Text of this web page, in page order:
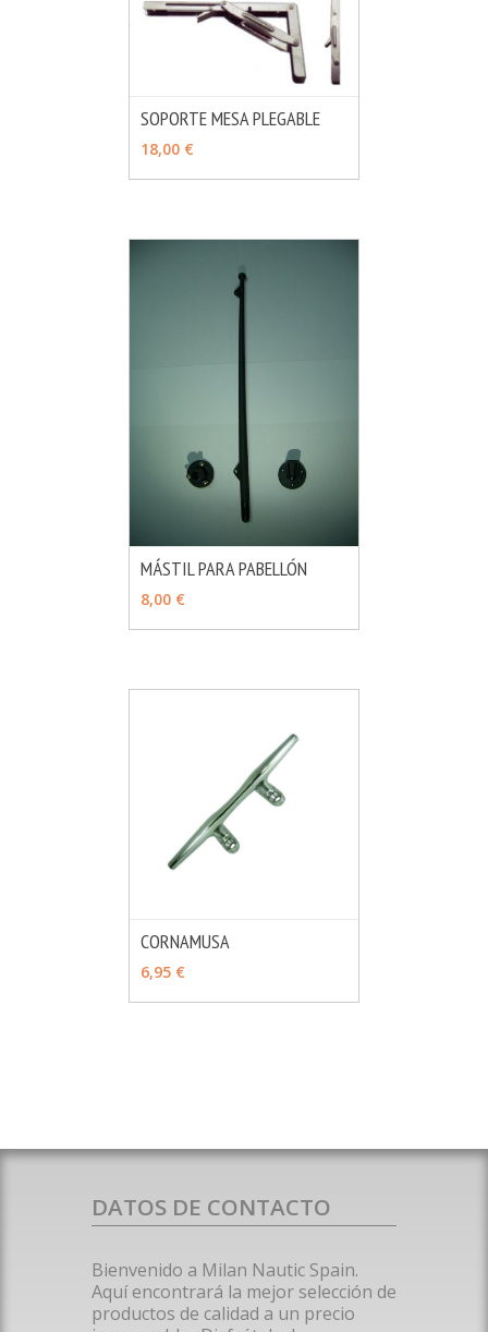
SOPORTE MESA PLEGABLE
18,00 €
MÁSTIL PARA PABELLÓN
8,00 €
CORNAMUSA
6,95 €
DATOS DE CONTACTO
Bienvenido a Milan Nautic Spain.
Aquí encontrará la mejor selección de
productos de calidad a un precio